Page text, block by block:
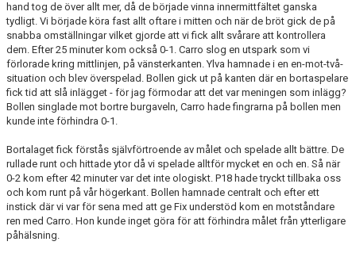
hand tog de över allt mer, då de började vinna innermittfältet ganska
tydligt. Vi började köra fast allt oftare i mitten och när de bröt gick de på
snabba omställningar vilket gjorde att vi fick allt svårare att kontrollera
dem. Efter 25 minuter kom också 0-1. Carro slog en utspark som vi
förlorade kring mittlinjen, på vänsterkanten. Ylva hamnade i en en-mot-två-
situation och blev överspelad. Bollen gick ut på kanten där en bortaspelare
fick tid att slå inlägget - för jag förmodar att det var meningen som inlägg?
Bollen singlade mot bortre burgaveln, Carro hade fingrarna på bollen men
kunde inte förhindra 0-1.
Bortalaget fick förstås självförtroende av målet och spelade allt bättre. De
rullade runt och hittade ytor då vi spelade alltför mycket en och en. Så när
0-2 kom efter 42 minuter var det inte ologiskt. P18 hade tryckt tillbaka oss
och kom runt på vår högerkant. Bollen hamnade centralt och efter ett
instick där vi var för sena med att ge Fix understöd kom en motståndare
ren med Carro. Hon kunde inget göra för att förhindra målet från ytterligare
påhälsning.